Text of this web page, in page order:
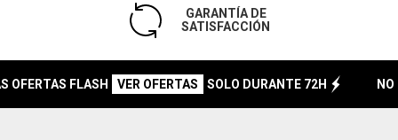
GARANTÍA DE
SATISFACCIÓN
FLASH VER OFERTAS SOLO DURANTE 72H NO